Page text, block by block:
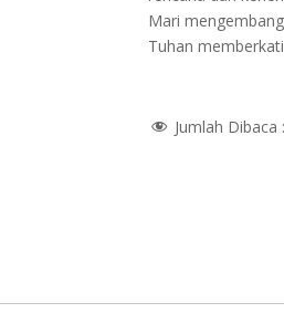
Mari
Tuhan
Jumlah Dibaca :